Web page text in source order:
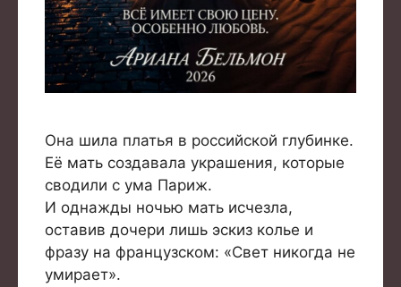
Она шила платья в российской глубинке.
Её мать создавала украшения, которые
сводили с ума Париж.
И однажды ночью мать исчезла,
оставив дочери лишь эскиз колье и
фразу на французском: «Свет никогда не
умирает».